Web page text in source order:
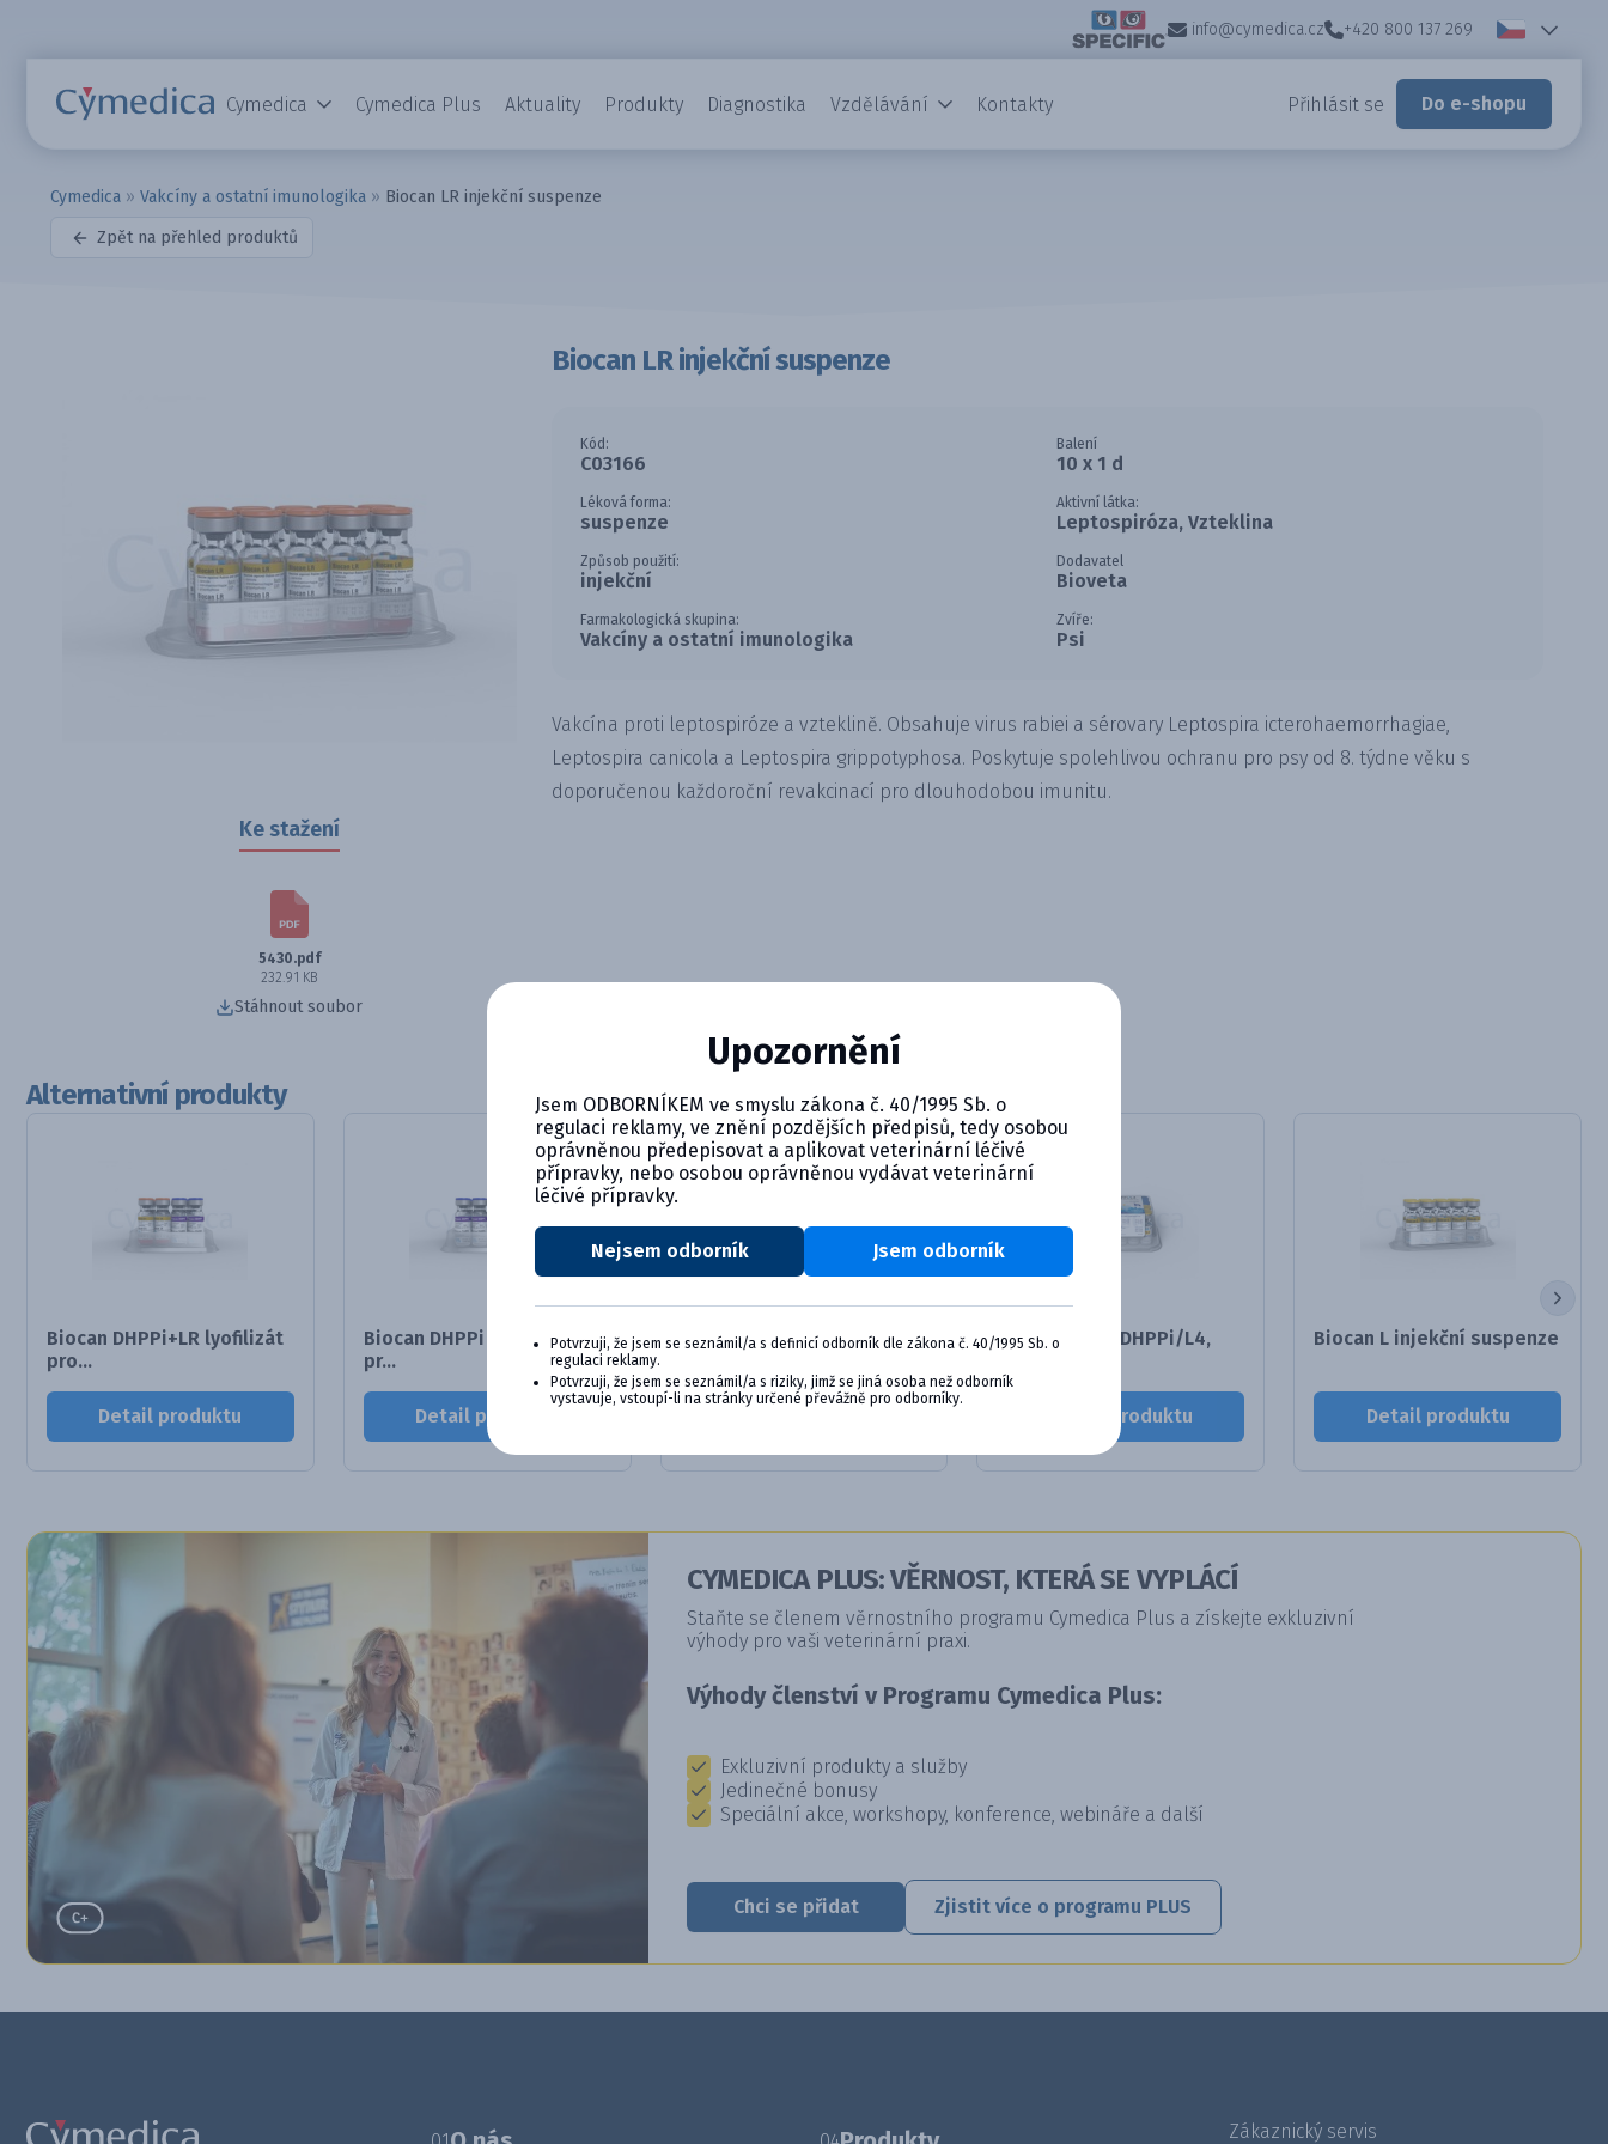
info@cymedica.cz +420 800 137 269
Cymedica Cymedica Plus Aktuality Produkty Diagnostika Vzdělávání Kontakty Přihlásit se Do e-shopu
Cymedica » Vakcíny a ostatní imunologika » Biocan LR injekční suspenze
Zpět na přehled produktů
Ke stažení
5430.pdf
232.91 KB
Stáhnout soubor
Biocan LR injekční suspenze
Kód:
C03166
Balení
10 x 1 d
Léková forma:
suspenze
Aktivní látka:
Leptospiróza, Vzteklina
Způsob použití:
injekční
Dodavatel
Bioveta
Farmakologická skupina:
Vakcíny a ostatní imunologika
Zvíře:
Psi
Vakcína proti leptospiróze a vzteklině. Obsahuje virus rabiei a sérovary Leptospira icterohaemorrhagiae,
Leptospira canicola a Leptospira grippotyphosa. Poskytuje spolehlivou ochranu pro psy od 8. týdne věku s
doporučenou každoroční revakcinací pro dlouhodobou imunitu.
Alternativní produkty
Biocan DHPPi+LR lyofilizát
pro...
Detail produktu
Biocan DHPPi + L lyofilizát
pr...
Detail produktu
Biocan Novel DHPPi/L4R,
Biocan Novel DHPPi/L4,
Detail produktu
Biocan L injekční suspenze
Detail produktu
CYMEDICA PLUS: VĚRNOST, KTERÁ SE VYPLÁCÍ
Staňte se členem věrnostního programu Cymedica Plus a získejte exkluzivní
výhody pro vaši veterinární praxi.
Výhody členství v Programu Cymedica Plus:
Exkluzivní produkty a služby
Jedinečné bonusy
Speciální akce, workshopy, konference, webináře a další
Chci se přidat Zjistit více o programu PLUS
Zákaznický servis
Upozornění
Jsem ODBORNÍKEM ve smyslu zákona č. 40/1995 Sb. o
regulaci reklamy, ve znění pozdějších předpisů, tedy osobou
oprávněnou předepisovat a aplikovat veterinární léčivé
přípravky, nebo osobou oprávněnou vydávat veterinární
léčivé přípravky.
Nejsem odborník Jsem odborník
Potvrzuji, že jsem se seznámil/a s definicí odborník dle zákona č. 40/1995 Sb. o
regulaci reklamy.
Potvrzuji, že jsem se seznámil/a s riziky, jimž se jiná osoba než odborník
vystavuje, vstoupí-li na stránky určené převážně pro odborníky.